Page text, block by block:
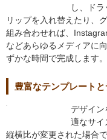
し、ド
リップを入れ替えたり、
組み合わせれば、
などあらゆるメディアに
ずかな時間で完成します。
豊富なテンプレート
デザイン
適なサイ
縦横比が変更された場合